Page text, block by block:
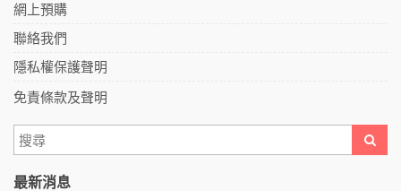
網上預購
聯絡我們
隱私權保護聲明
免責條款及聲明
最新消息